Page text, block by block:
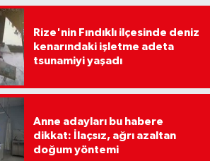
Rize'nin Fındıklı ilçesinde deniz
kenarındaki işletme adeta
tsunamiyi yaşadı
Anne adayları bu habere
dikkat: İlaçsız, ağrı azaltan
doğum yöntemi